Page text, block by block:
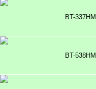
BT-337HM
BT-538HM